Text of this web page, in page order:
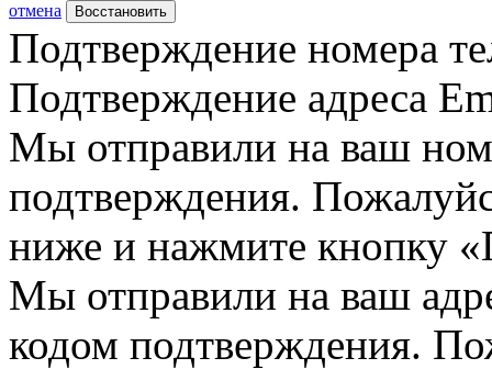
отмена Восстановить
Подтверждение номера
Подтверждение адреса
Мы отправили на ваш
подтверждения.
ниже и нажмите кнопку
Мы отправили на ваш
кодом подтверждения.